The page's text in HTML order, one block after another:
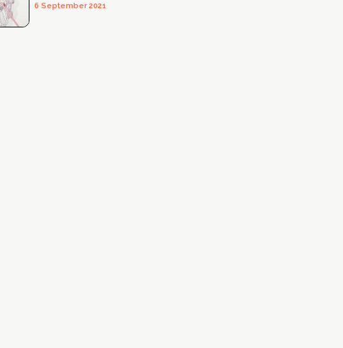
6 September 2021